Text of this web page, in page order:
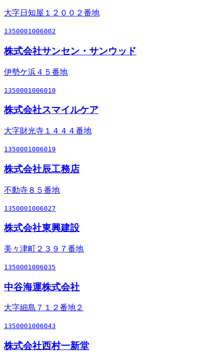
大字日知屋１２００２番地
1350001006002
株式会社サンセン・サンウッド
伊勢ケ浜４５番地
1350001006010
株式会社スマイルケア
大字財光寺１４４４番地
1350001006019
株式会社辰工務店
不動寺８５番地
1350001006027
株式会社東興建設
美々津町２３９７番地
1350001006035
中谷海運株式会社
大字細島７１２番地２
1350001006043
株式会社西村一新堂